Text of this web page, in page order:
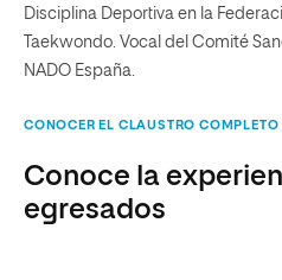
Disciplina Deportiva en la
Taekwondo. Vocal del Comité
NADO España.
CONOCER EL CLAUSTRO COMPLETO
Conoce la
egresados